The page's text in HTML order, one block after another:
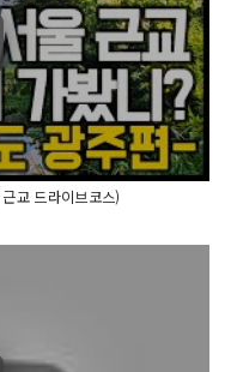
교 드라이브코스)